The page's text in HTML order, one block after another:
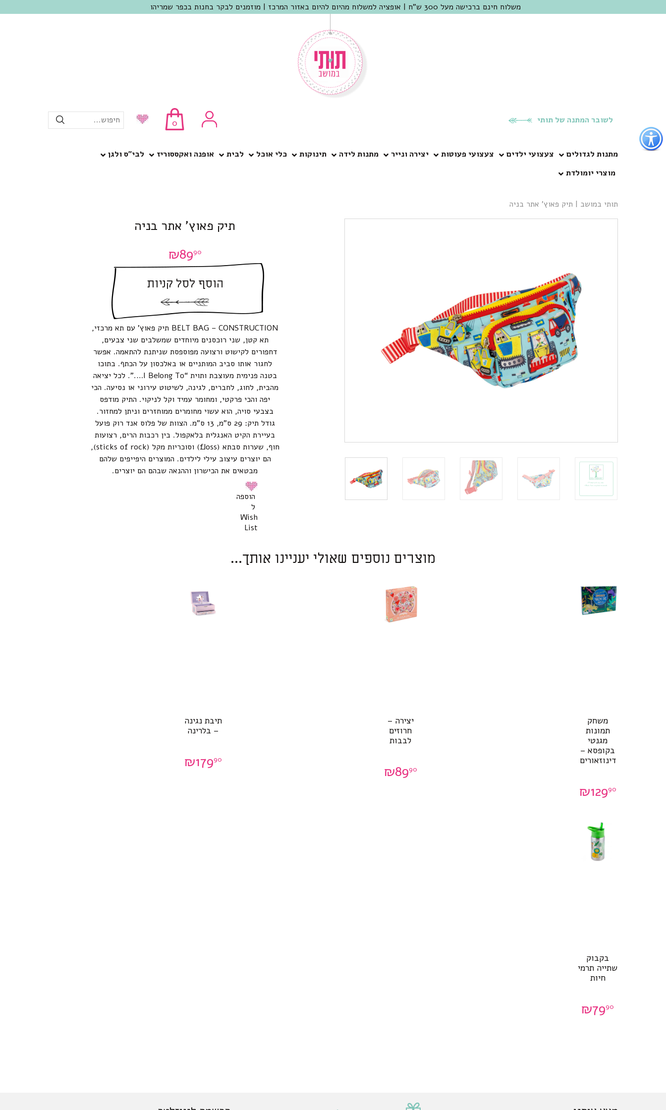
כפתור
לפתיחת
תפריט
נגישות
משלוח חינם ברכישה מעל 300 ש"ח | אופציה למשלוח מהיום להיום באזור המרכז | מוזמנים לבקר בחנות בכפר שמריהו
לשובר המתנה של תותי 0 חיפוש...
מתנות לגדולים צעצועי ילדים צעצועי פעוטות יצירה ונייר מתנות לידה תינוקות כלי אוכל לבית אופנה ואקססוריז
לבי”ס ולגן
מוצרי יומולדת
תותי במושב | תיק פאוץ’ אתר בניה
תיק פאוץ’ אתר בניה
₪8990
הוסף לסל קניות
BELT BAG – CONSTRUCTION תיק פאוץ’ עם תא מרכזי,
תא קטן, שני רוכסנים מיוחדים שמשלבים שני צבעים,
דחפורים לקישוט ורצועה מפוספסת שניתנת להתאמה. אפשר
לחגור אותו סביב המותניים או באלכסון על הכתף. בתוכו
בטנה פנימית מעוצבת ותוית “I Belong To….”. לכל יציאה
מהבית, לחוג, לחברים, לגינה, לשיטוט עירוני או נסיעה. הכי
יפה והכי פרקטי, ומחומר עמיד וקל לניקוי. התיק מודפס
בצבעי סויה, הוא עשוי מחומרים ממוחזרים וניתן למחזור.
גודל תיק: 29 ס”מ, 13 ס”מ. הצוות של פלוס אנד רוק פועל
בעיירת הקיט האנגלית בלאקפול. בין רכבות הרים, רצועות
חוף, שערות סבתא (floss) וסוכריות מקל (sticks of rock),
הם יוצרים עיצוב עילי לילדים. המוצרים היפייפים שלהם
מבטאים את הכישרון וההנאה שבהם הם יוצרים.
הוספה
ל
Wish
List
מוצרים נוספים שאולי יעניינו אותך...
משחק
תמונות
מגנטי
בקופסא –
דינוזאורים
₪12990
יצירה –
חרוזים
לבבות
₪8990
תיבת נגינה
– בלרינה
₪17990
בקבוק
שתייה תרמי
חיות
₪7990